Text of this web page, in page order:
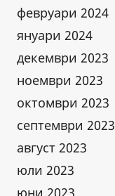
февруари 2024
януари 2024
декември 2023
ноември 2023
октомври 2023
септември 2023
август 2023
юли 2023